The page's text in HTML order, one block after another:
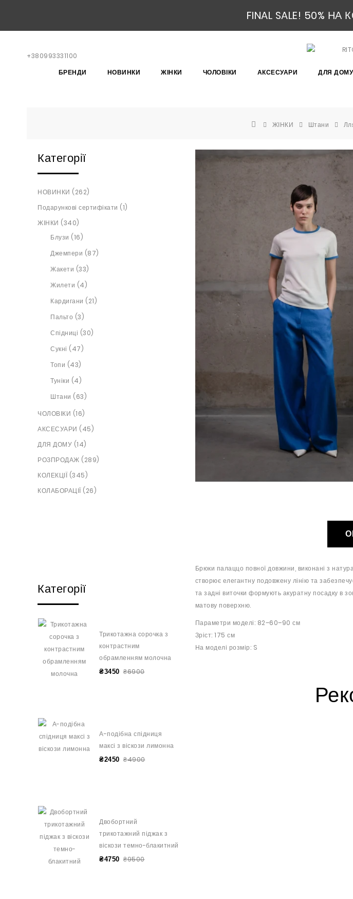
FINAL SALE! 50%
БРЕНДИ НОВИНКИ ЖІНКИ ЧОЛОВІКИ АКСЕСУАРИ ДЛЯ ДОМУ
+380993331100
ЖІНКИ Штани
Категорії
НОВИНКИ (262)
Подарункові сертифікати (1)
ЖІНКИ (340)
Блузи (16)
Джемпери (87)
Жакети (33)
Жилети (4)
Кардигани (21)
Пальто (3)
Спідниці (30)
Сукні (47)
Топи (43)
Туніки (4)
Штани (63)
ЧОЛОВІКИ (16)
АКСЕСУАРИ (45)
ДЛЯ ДОМУ (14)
РОЗПРОДАЖ (289)
КОЛЕКЦІЇ (345)
КОЛАБОРАЦІЇ (26)
Категорії
Трикотажна сорочка з
контрастним
обрамленням молочна
₴3450 ₴6900
А-подібна спідниця
максі з віскози лимонна
₴2450 ₴4900
Двобортний
трикотажний піджак з
віскози темно-блакитний
₴4750 ₴9500
Брюки палаццо повної довжини, виконані з
створює елегантну подовжену лінію та
та задні виточки формують акуратну посадку в
матову поверхню.
Параметри моделі: 82–60–90 см
Зріст: 175 см
На моделі розмір: S